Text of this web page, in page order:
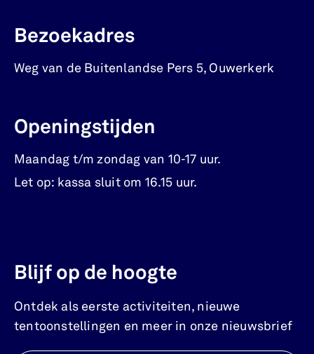
Bezoekadres
Weg van de Buitenlandse Pers 5, Ouwerkerk
Openingstijden
Maandag t/m zondag van 10-17 uur.
Let op: kassa sluit om 16.15 uur.
Blijf op de hoogte
Ontdek als eerste activiteiten, nieuwe
tentoonstellingen en meer in onze nieuwsbrief